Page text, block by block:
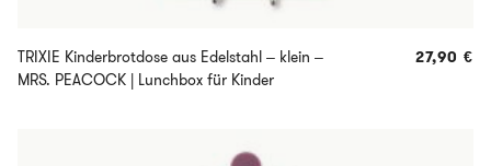
TRIXIE Kinderbrotdose aus Edelstahl – klein –
MRS. PEACOCK | Lunchbox für Kinder
27,90 €